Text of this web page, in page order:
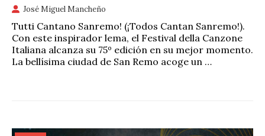
José Miguel Mancheño
Tutti Cantano Sanremo! (¡Todos Cantan Sanremo!).
Con este inspirador lema, el Festival della Canzone
Italiana alcanza su 75º edición en su mejor momento.
La bellísima ciudad de San Remo acoge un …